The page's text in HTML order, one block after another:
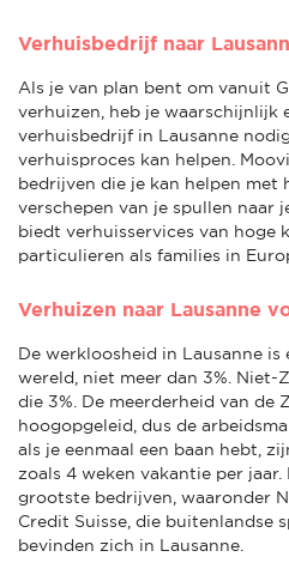
Verhuisbedrijf naar
Als je van plan bent om vanuit
verhuizen, heb je waarschijnlijk
verhuisbedrijf in Lausanne
verhuisproces kan helpen.
bedrijven die je kan helpen met
verschepen van je spullen naar
biedt verhuisservices van hoge
particulieren als families in
Verhuizen naar Lausanne
De werkloosheid in Lausanne is
wereld, niet meer dan 3%. Niet-
die 3%. De meerderheid van de
hoogopgeleid, dus de
als je eenmaal een baan hebt,
zoals 4 weken vakantie per
grootste bedrijven, waaronder
Credit Suisse, die buitenlandse
bevinden zich in Lausanne.